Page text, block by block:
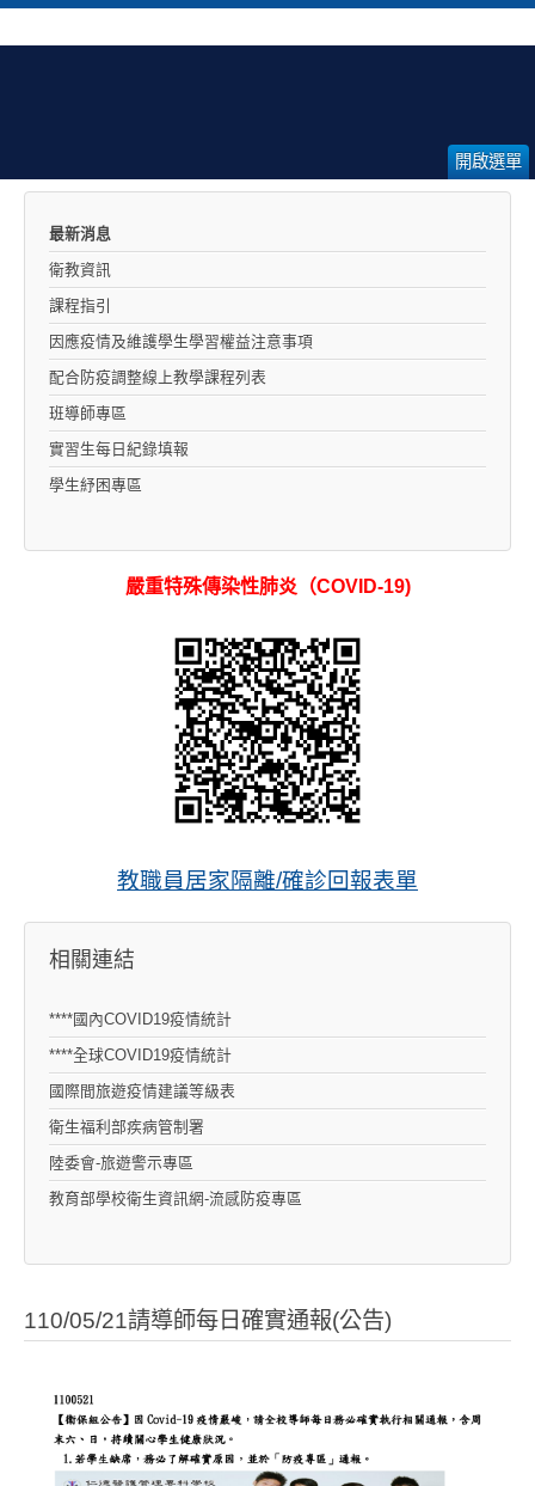
開啟選單
最新消息
衛教資訊
課程指引
因應疫情及維護學生學習權益注意事項
配合防疫調整線上教學課程列表
班導師專區
實習生每日紀錄填報
學生紓困專區
嚴重特殊傳染性肺炎（COVID-19)
教職員居家隔離/確診回報表單
相關連結
****國內COVID19疫情統計
****全球COVID19疫情統計
國際間旅遊疫情建議等級表
衛生福利部疾病管制署
陸委會-旅遊警示專區
教育部學校衛生資訊網-流感防疫專區
110/05/21請導師每日確實通報(公告)